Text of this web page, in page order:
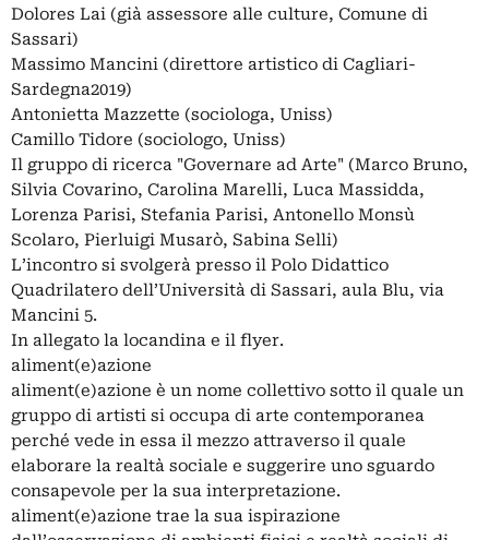
Dolores Lai (già assessore alle culture, Comune di
Sassari)
Massimo Mancini (direttore artistico di Cagliari-
Sardegna2019)
Antonietta Mazzette (sociologa, Uniss)
Camillo Tidore (sociologo, Uniss)
Il gruppo di ricerca "Governare ad Arte" (Marco Bruno,
Silvia Covarino, Carolina Marelli, Luca Massidda,
Lorenza Parisi, Stefania Parisi, Antonello Monsù
Scolaro, Pierluigi Musarò, Sabina Selli)
L’incontro si svolgerà presso il Polo Didattico
Quadrilatero dell’Università di Sassari, aula Blu, via
Mancini 5.
In allegato la locandina e il flyer.
aliment(e)azione
aliment(e)azione è un nome collettivo sotto il quale un
gruppo di artisti si occupa di arte contemporanea
perché vede in essa il mezzo attraverso il quale
elaborare la realtà sociale e suggerire uno sguardo
consapevole per la sua interpretazione.
aliment(e)azione trae la sua ispirazione